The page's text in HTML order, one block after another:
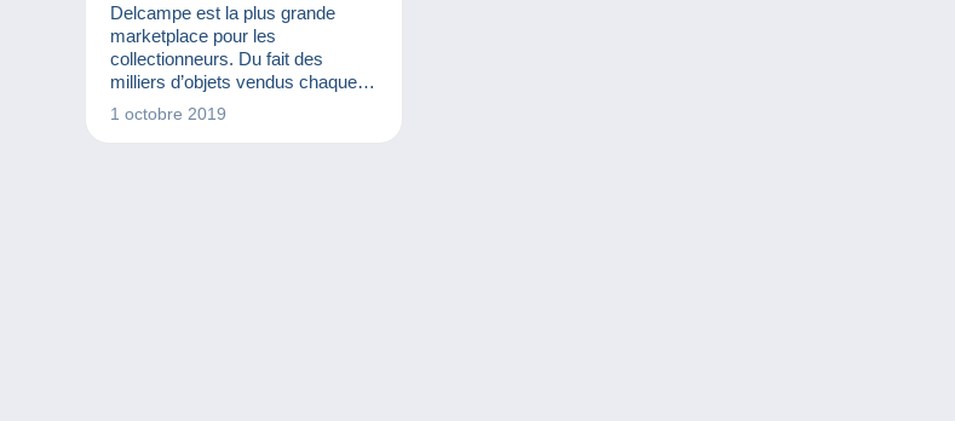
Delcampe est la plus grande
marketplace pour les
collectionneurs. Du fait des
milliers d’objets vendus chaque
jour sur le site, nous pouvons voir
1 octobre 2019